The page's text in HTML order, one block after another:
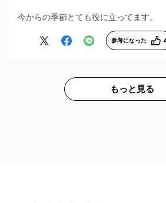
今からの季節とても役に立ってます。
参考になった
もっと見る